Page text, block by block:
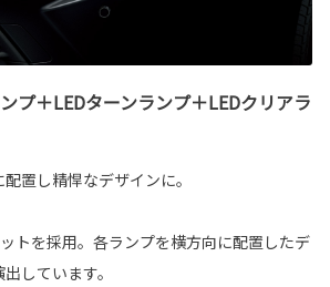
プ＋LEDターンランプ＋LEDクリアラ
置し精悍なデザインに。
トを採用。各ランプを横方向に配置したデ
しています。